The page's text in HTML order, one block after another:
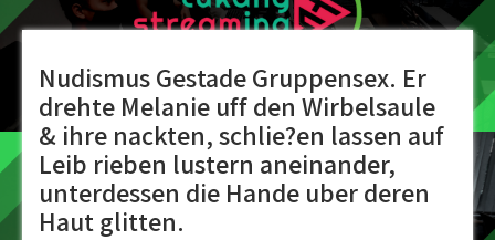
Nudismus Gestade Gruppensex. Er
drehte Melanie uff den Wirbelsaule
& ihre nackten, schlie?en lassen auf
Leib rieben lustern aneinander,
unterdessen die Hande uber deren
Haut glitten.